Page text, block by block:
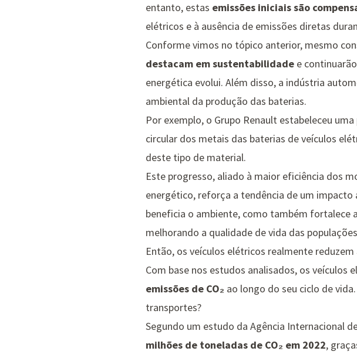
entanto, estas emissões iniciais são
elétricos e à ausência de emissões diretas
Conforme vimos no tópico anterior, mesmo
destacam em sustentabilidade e
energética evolui. Além disso, a indústria
ambiental da produção das baterias.
Por exemplo, o Grupo Renault estabeleceu
circular dos metais das baterias de veículos
deste tipo de material.
Este progresso, aliado à maior eficiência dos
energético, reforça a tendência de um
beneficia o ambiente, como também fortalece
melhorando a qualidade de vida das
Então, os veículos elétricos realmente reduzem
Com base nos estudos analisados, os veículos
emissões de CO₂ ao longo do seu ciclo de
transportes?
Segundo um estudo da Agência Internacional
milhões de toneladas de CO₂ em 2022,